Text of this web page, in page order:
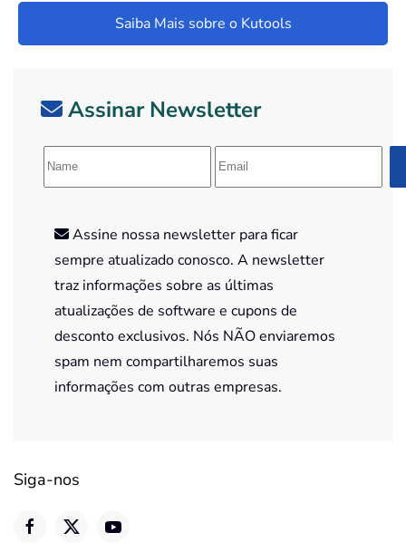
Saiba Mais sobre o Kutools
Assinar Newsletter
Assine nossa newsletter para ficar
sempre atualizado conosco. A newsletter
traz informações sobre as últimas
atualizações de software e cupons de
desconto exclusivos. Nós NÃO enviaremos
spam nem compartilharemos suas
informações com outras empresas.
Siga-nos